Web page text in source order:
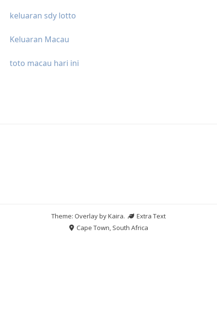
keluaran sdy lotto
Keluaran Macau
toto macau hari ini
Theme: Overlay byKaira.
Extra Text
Cape Town, South Africa